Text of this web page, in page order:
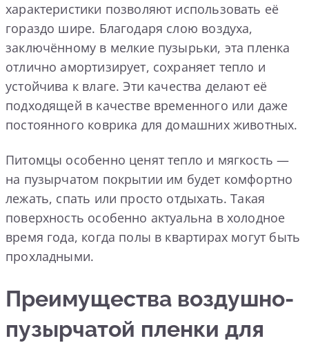
характеристики позволяют использовать её
гораздо шире. Благодаря слою воздуха,
заключённому в мелкие пузырьки, эта пленка
отлично амортизирует, сохраняет тепло и
устойчива к влаге. Эти качества делают её
подходящей в качестве временного или даже
постоянного коврика для домашних животных.
Питомцы особенно ценят тепло и мягкость —
на пузырчатом покрытии им будет комфортно
лежать, спать или просто отдыхать. Такая
поверхность особенно актуальна в холодное
время года, когда полы в квартирах могут быть
прохладными.
Преимущества воздушно-
пузырчатой пленки для